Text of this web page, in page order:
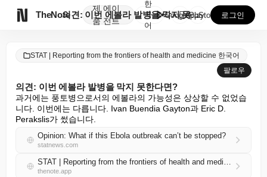
TheNote
제
품
에이
전트
의견: 이번 에볼라 발병을 막지 못한다면?
한
국
어
GooglePlay
AppStore 로그인
STAT | Reporting from the frontiers of health and medicine 한국어
팔로우
의견: 이번 에볼라 발병을 막지 못한다면?
과거에는 풍토병으로서의 에볼라의 가능성은 상상할 수 없었습
니다. 이번에는 다릅니다. Ivan Buendia Gayton과 Eric D.
Perakslis가 썼습니다.
Opinion: What if this Ebola outbreak can’t be stopped?
statnews.com
STAT | Reporting from the frontiers of health and medicine 한국어 RSS
thenote.app